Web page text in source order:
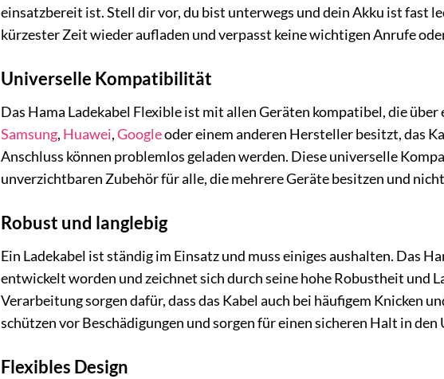
einsatzbereit ist. Stell dir vor, du bist unterwegs und dein Akku ist fast
kürzester Zeit wieder aufladen und verpasst keine wichtigen Anrufe
Universelle Kompatibilität
Das Hama Ladekabel Flexible ist mit allen Geräten kompatibel, die
Samsung, Huawei,Googleoder einem anderen Hersteller besitzt, das
Anschluss können problemlos geladen werden. Diese universelle
unverzichtbaren Zubehör für alle, die mehrere Geräte besitzen und
Robust und langlebig
Ein Ladekabel ist ständig im Einsatz und muss einiges aushalten. Das
entwickelt worden und zeichnet sich durch seine hohe Robustheit
Verarbeitung sorgen dafür, dass das Kabel auch bei häufigem Knicken
schützen vor Beschädigungen und sorgen für einen sicheren Halt in den
Flexibles Design